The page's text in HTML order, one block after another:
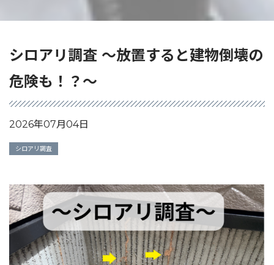
シロアリ調査 ～放置すると建物倒壊の
危険も！？～
2026年07月04日
シロアリ調査